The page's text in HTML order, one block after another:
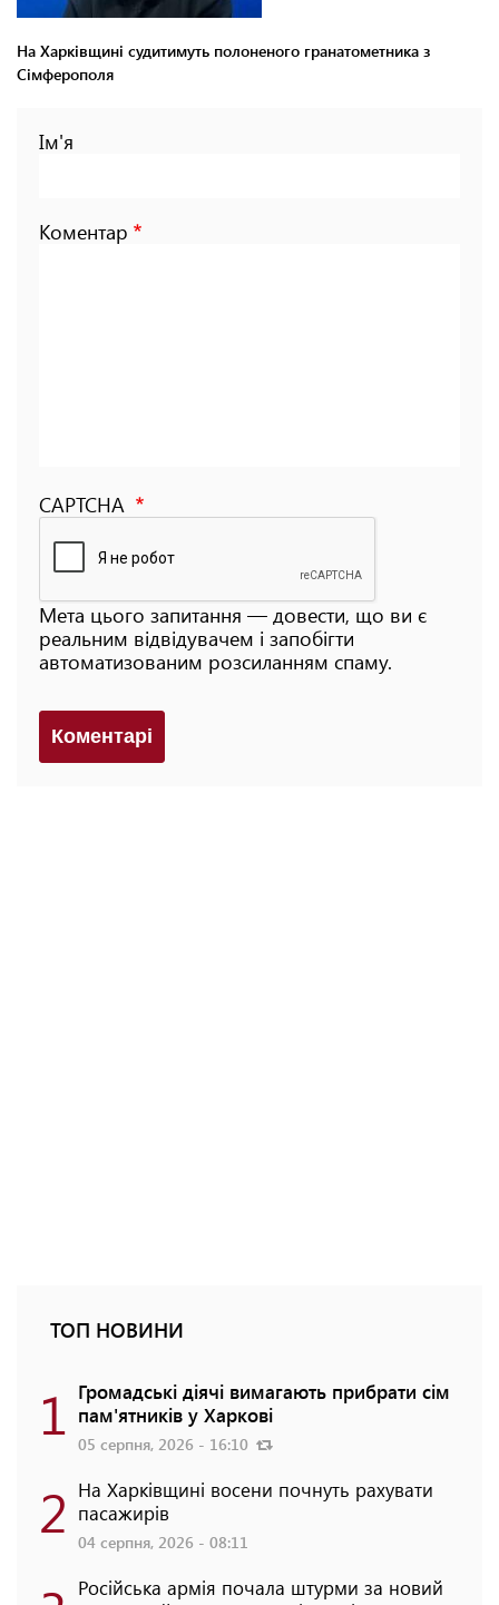
На Харківщині судитимуть полоненого гранатометника з
Сімферополя
Ім'я
Коментар
CAPTCHA
Мета цього запитання — довести, що ви є
реальним відвідувачем і запобігти
автоматизованим розсиланням спаму.
Коментарi
ТОП НОВИНИ
1 Громадські діячі вимагають прибрати сім
пам'ятників у Харкові
05 серпня, 2026 - 16:10
2 На Харківщині восени почнуть рахувати
пасажирів
04 серпня, 2026 - 08:11
Російська армія почала штурми за новий